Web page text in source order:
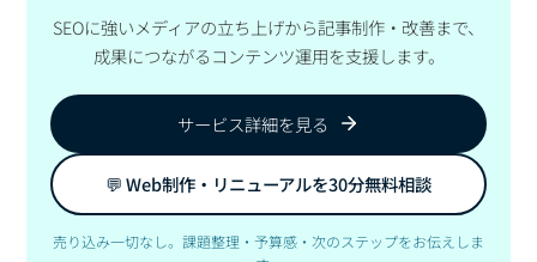
SEOに強いメディアの立ち上げから記事制作・改善まで、
成果につながるコンテンツ運用を支援します。
サービス詳細を見る
💬 Web制作・リニューアルを30分無料相談
売り込み一切なし。課題整理・予算感・次のステップをお伝えしま